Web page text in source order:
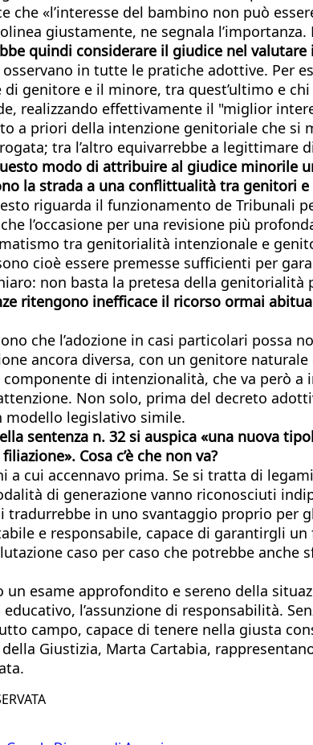
che «l’interesse del bambino non può
giustamente, ne segnala
quindi considerare il giudice nel
osservano in tutte le pratiche adottive. Per
di genitore e il minore, tra quest’ultimo e
realizzando effettivamente il "miglior
a priori della intenzione genitoriale che si
tra l’altro equivarrebbe a legittimare
modo di attribuire al giudice minorile
la strada a una conflittualità tra genitori
riguarda il funzionamento de Tribunali
l’occasione per una revisione più
tra genitorialità intenzionale e
cioè essere premesse sufficienti per
non basta la pretesa della
ritengono inefficace il ricorso ormai
che l’adozione in casi particolari possa
ancora diversa, con un genitore
componente di intenzionalità, che va però
Non solo, prima del decreto
modello legislativo simile.
sentenza n. 32 si auspica «una nuova
Cosa c’è che non va?
a cui accennavo prima. Se si tratta di
di generazione vanno riconosciuti
tradurrebbe in uno svantaggio proprio per
e responsabile, capace di garantirgli
caso per caso che potrebbe anche
un esame approfondito e sereno della
l’assunzione di responsabilità.
campo, capace di tenere nella giusta
Giustizia, Marta Cartabia,